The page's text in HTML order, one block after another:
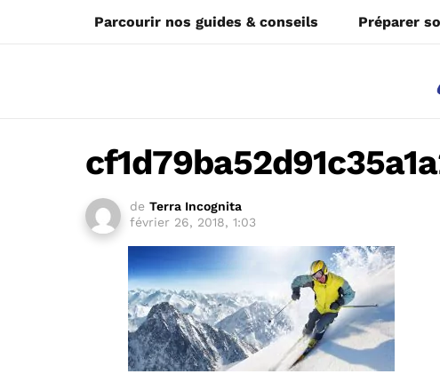
Parcourir nos guides & conseils Préparer
de Terra Incognita
février 26, 2018, 1:03